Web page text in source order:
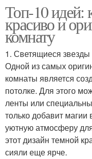
Топ-10 идей:
красиво и
комнату
1. Светящиеся звезды
Одной из самых
комнаты является
потолке. Для этого
ленты или
только добавит
уютную атмосферу
этот дизайн темной
сияли еще ярче.